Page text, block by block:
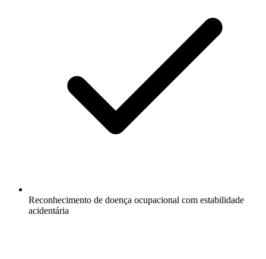
Reconhecimento de doença ocupacional com estabilidade
acidentária